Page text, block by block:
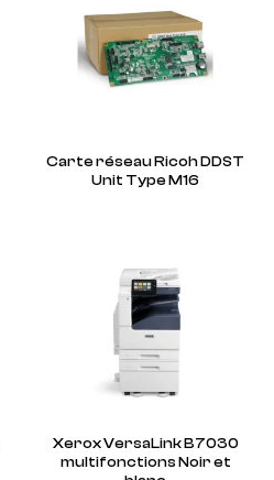
Carte réseau Ricoh DDST
Unit Type M16
Xerox VersaLink B7030
multifonctions Noir et